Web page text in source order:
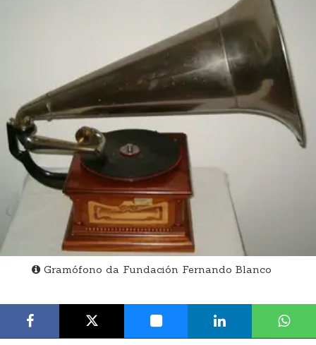
Gramófono da Fundación Fernando Blanco